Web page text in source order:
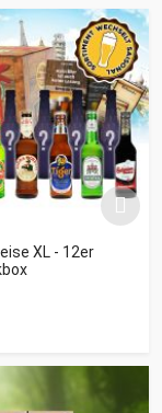
XL - 12er